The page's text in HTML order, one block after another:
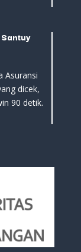
Asuransi
dicek,
90 detik.